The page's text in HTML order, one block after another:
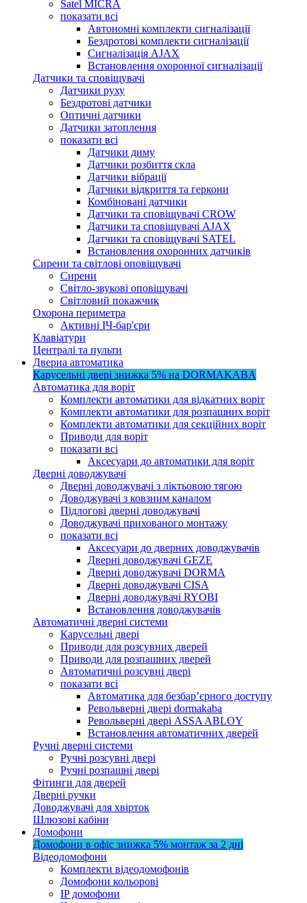
Satel MICRA
показати всі
Автономні комплекти сигналізації
Бездротові комплекти сигналізації
Сигналізація AJAX
Встановлення охоронної сигналізації
Датчики та сповіщувачі
Датчики руху
Бездротові датчики
Оптичні датчики
Датчики затоплення
показати всі
Датчики диму
Датчики розбиття скла
Датчики вібрації
Датчики відкриття та геркони
Комбіновані датчики
Датчики та сповіщувачі CROW
Датчики та сповіщувачі AJAX
Датчики та сповіщувачі SATEL
Встановлення охоронних датчиків
Сирени та світлові оповіщувачі
Сирени
Світло-звукові оповіщувачі
Світловий покажчик
Охорона периметра
Активні ІЧ-бар'єри
Клавіатури
Централі та пульти
Дверна автоматика
Карусельні двері знижка 5% на DORMAKABA
Автоматика для воріт
Комплекти автоматики для відкатних воріт
Комплекти автоматики для розпашних воріт
Комплекти автоматики для секційних воріт
Приводи для воріт
показати всі
Аксесуари до автоматики для воріт
Дверні доводжувачі
Дверні доводжувачі з ліктьовою тягою
Доводжувачі з ковзним каналом
Підлогові дверні доводжувачі
Доводжувачі прихованого монтажу
показати всі
Аксесуари до дверних доводжувачів
Дверні доводжувачі GEZE
Дверні доводжувачі DORMA
Дверні доводжувачі CISA
Дверні доводжувачі RYOBI
Встановлення доводжувачів
Автоматичні дверні системи
Карусельні двері
Приводи для розсувних дверей
Приводи для розпашних дверей
Автоматичні розсувні двері
показати всі
Автоматика для безбар’єрного доступу
Револьверні двері dormakaba
Револьверні двері ASSA ABLOY
Встановлення автоматичних дверей
Ручні дверні системи
Ручні розсувні двері
Ручні розпашні двері
Фітинги для дверей
Дверні ручки
Доводжувачі для хвірток
Шлюзові кабіни
Домофони
Домофони в офіс знижка 5% монтаж за 2 дні
Відеодомофони
Комплекти відеодомофонів
Домофони кольорові
IP домофони